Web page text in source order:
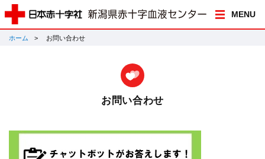
MENU
ホーム お問い合わせ
お問い合わせ